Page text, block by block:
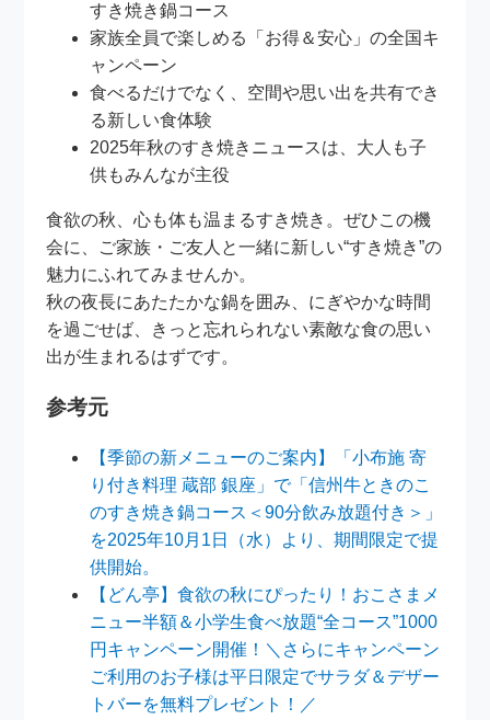
すき焼き鍋コース
家族全員で楽しめる「お得＆安心」の全国キ
ャンペーン
食べるだけでなく、空間や思い出を共有でき
る新しい食体験
2025年秋のすき焼きニュースは、大人も子
供もみんなが主役
食欲の秋、心も体も温まるすき焼き。ぜひこの機
会に、ご家族・ご友人と一緒に新しい“すき焼き”の
魅力にふれてみませんか。
秋の夜長にあたたかな鍋を囲み、にぎやかな時間
を過ごせば、きっと忘れられない素敵な食の思い
出が生まれるはずです。
参考元
【季節の新メニューのご案内】「小布施 寄
り付き料理 蔵部 銀座」で「信州牛ときのこ
のすき焼き鍋コース＜90分飲み放題付き＞」
を2025年10月1日（水）より、期間限定で提
供開始。
【どん亭】食欲の秋にぴったり！おこさまメ
ニュー半額＆小学生食べ放題“全コース”1000
円キャンペーン開催！＼さらにキャンペーン
ご利用のお子様は平日限定でサラダ＆デザー
トバーを無料プレゼント！／